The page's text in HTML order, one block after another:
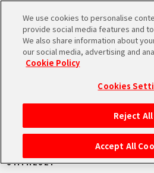
STARTSEITE
NEUES
VIDEOS
01.11.2021
We use cookies to personalise
provide social media features and
We also share information about
our social media, advertising and
Cookie Policy
Cookies
Reject All
Accept All